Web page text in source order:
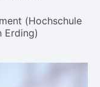
(Hochschule
Erding)